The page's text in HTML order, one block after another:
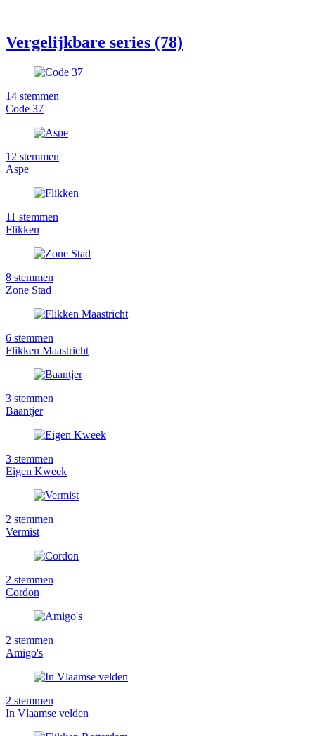
Vergelijkbare series (78)
14 stemmen
Code 37
12 stemmen
Aspe
11 stemmen
Flikken
8 stemmen
Zone Stad
6 stemmen
Flikken Maastricht
3 stemmen
Baantjer
3 stemmen
Eigen Kweek
2 stemmen
Vermist
2 stemmen
Cordon
2 stemmen
Amigo's
2 stemmen
In Vlaamse velden